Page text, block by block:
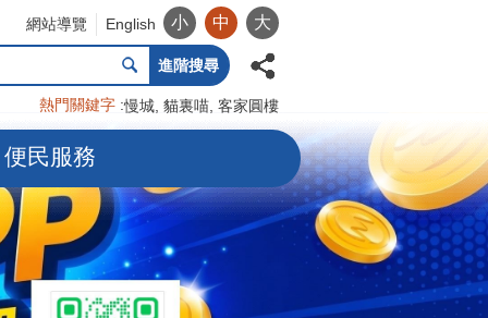
網站導覽 English 小 中 大
進階搜尋
熱門關鍵字 慢城 貓裏喵 客家圓樓
便民服務